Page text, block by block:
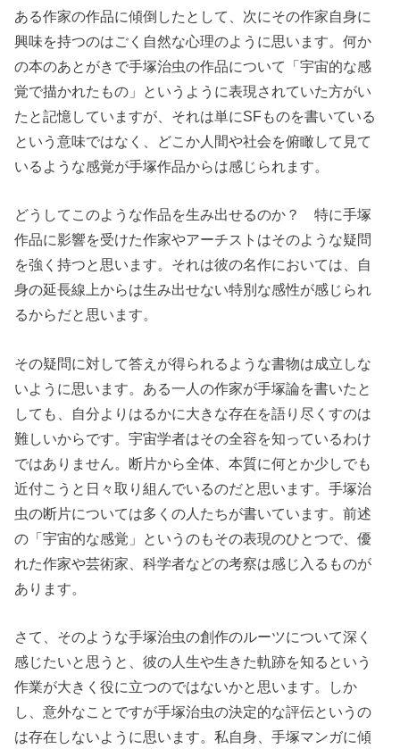
ある作家の作品に傾倒したとして、次にその作家自身に
興味を持つのはごく自然な心理のように思います。何か
の本のあとがきで手塚治虫の作品について「宇宙的な感
覚で描かれたもの」というように表現されていた方がい
たと記憶していますが、それは単にSFものを書いている
という意味ではなく、どこか人間や社会を俯瞰して見て
いるような感覚が手塚作品からは感じられます。
どうしてこのような作品を生み出せるのか？ 特に手塚
作品に影響を受けた作家やアーチストはそのような疑問
を強く持つと思います。それは彼の名作においては、自
身の延長線上からは生み出せない特別な感性が感じられ
るからだと思います。
その疑問に対して答えが得られるような書物は成立しな
いように思います。ある一人の作家が手塚論を書いたと
しても、自分よりはるかに大きな存在を語り尽くすのは
難しいからです。宇宙学者はその全容を知っているわけ
ではありません。断片から全体、本質に何とか少しでも
近付こうと日々取り組んでいるのだと思います。手塚治
虫の断片については多くの人たちが書いています。前述
の「宇宙的な感覚」というのもその表現のひとつで、優
れた作家や芸術家、科学者などの考察は感じ入るものが
あります。
さて、そのような手塚治虫の創作のルーツについて深く
感じたいと思うと、彼の人生や生きた軌跡を知るという
作業が大きく役に立つのではないかと思います。しか
し、意外なことですが手塚治虫の決定的な評伝というの
は存在しないように思います。私自身、手塚マンガに傾